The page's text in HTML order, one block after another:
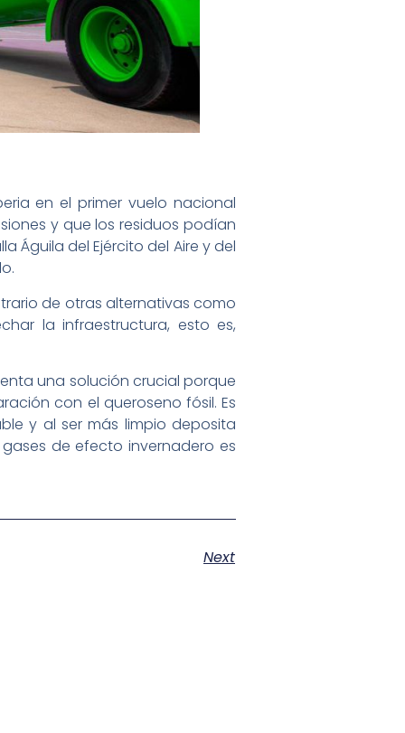
en el primer vuelo nacional
y que los residuos podían
Águila del Ejército del Aire y del
de otras alternativas como
la infraestructura, esto es,
una solución crucial porque
con el queroseno fósil. Es
y al ser más limpio deposita
de efecto invernadero es
Next